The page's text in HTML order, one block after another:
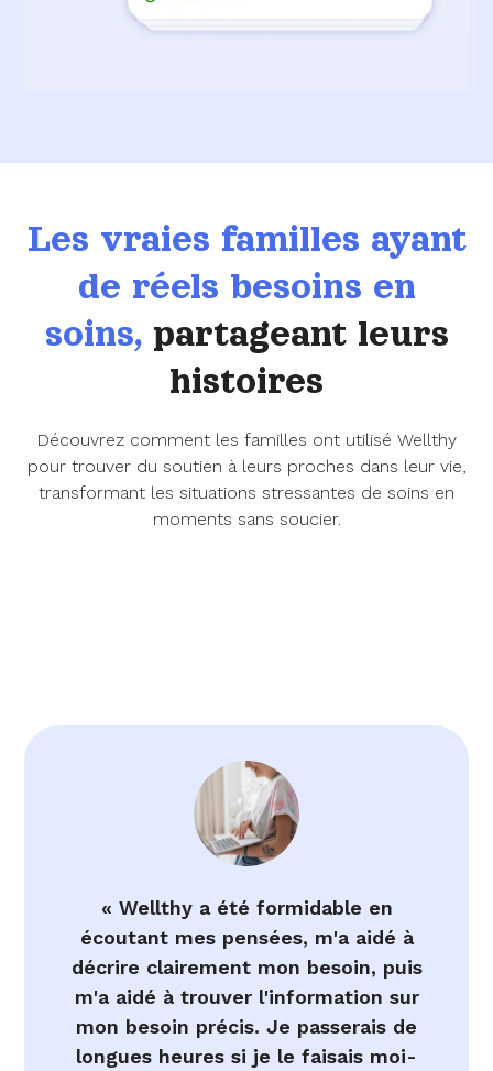
Les vraies familles ayant
de réels besoins en
soins,partageant leurs
histoires
Découvrez comment les familles ont utilisé Wellthy
pour trouver du soutien à leurs proches dans leur vie,
transformant les situations stressantes de soins en
moments sans soucier.
« Wellthy a été formidable en
écoutant mes pensées, m'a aidé à
décrire clairement mon besoin, puis
m'a aidé à trouver l'information sur
mon besoin précis. Je passerais de
longues heures si je le faisais moi-